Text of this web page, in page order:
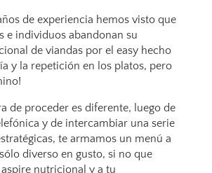
de experiencia hemos visto que
e individuos abandonan su
de viandas por el easy hecho
y la repetición en los platos, pero
de proceder es diferente, luego de
y de intercambiar una serie
te armamos un menú a
diverso en gusto, si no que
nutricional y a tu